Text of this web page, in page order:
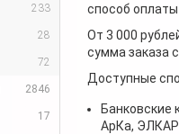
233
28
72
2846
17
способ оплаты
От 3 000
сумма заказа
Доступные
Банковские
АрКа,